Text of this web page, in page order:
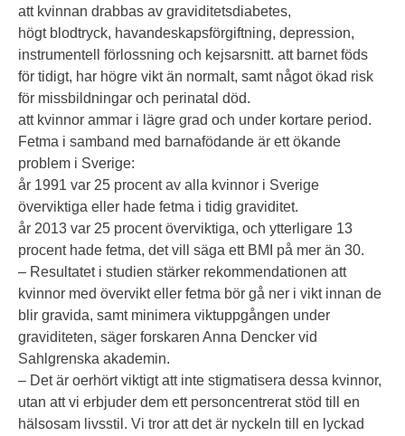
att kvinnan drabbas av graviditetsdiabetes,
högt blodtryck, havandeskapsförgiftning, depression,
instrumentell förlossning och kejsarsnitt. att barnet föds
för tidigt, har högre vikt än normalt, samt något ökad risk
för missbildningar och perinatal död.
att kvinnor ammar i lägre grad och under kortare period.
Fetma i samband med barnafödande är ett ökande
problem i Sverige:
år 1991 var 25 procent av alla kvinnor i Sverige
överviktiga eller hade fetma i tidig graviditet.
år 2013 var 25 procent överviktiga, och ytterligare 13
procent hade fetma, det vill säga ett BMI på mer än 30.
– Resultatet i studien stärker rekommendationen att
kvinnor med övervikt eller fetma bör gå ner i vikt innan de
blir gravida, samt minimera viktuppgången under
graviditeten, säger forskaren Anna Dencker vid
Sahlgrenska akademin.
– Det är oerhört viktigt att inte stigmatisera dessa kvinnor,
utan att vi erbjuder dem ett personcentrerat stöd till en
hälsosam livsstil. Vi tror att det är nyckeln till en lyckad